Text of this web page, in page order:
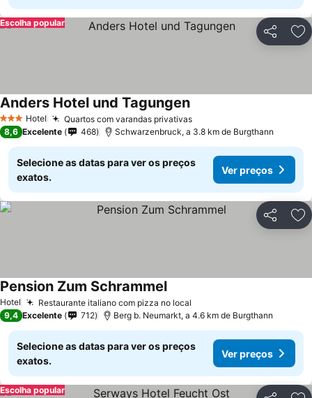
Partilhar
Escolha popular
3 EstrelasHotel Quartos com varandas privativas
Anders Hotel und Tagungen
8,6 Excelente 468 Schwarzenbruck, a 3.8 km de Burgthann
Selecione as datas para ver os preços
exatos.
Ver preços
Partilhar
Hotel Restaurante italiano com pizza no local
Pension Zum Schrammel
9,4 Excelente 712 Berg b. Neumarkt, a 4.6 km de Burgthann
Selecione as datas para ver os preços
exatos.
Ver preços
Escolha popular